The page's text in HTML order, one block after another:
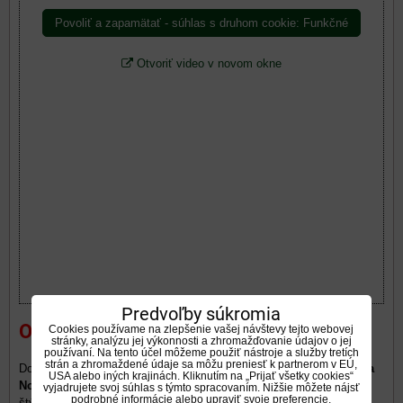
Povoliť a zapamätať - súhlas s druhom cookie: Funkčné
Otvoriť video v novom okne
Originál Talianský produkt...
Dokonalosť v Taliansku sa odráža vo všetkých radoch produktov
La
Nordica - Extraflame, kde sa ergonómia, starostlivá pozornosť k
Predvoľby súkromia
Cookies používame na zlepšenie vašej návštevy tejto webovej
stránky, analýzu jej výkonnosti a zhromažďovanie údajov o jej
používaní. Na tento účel môžeme použiť nástroje a služby tretích
strán a zhromaždené údaje sa môžu preniesť k partnerom v EÚ,
USA alebo iných krajinách. Kliknutím na „Prijať všetky cookies“
vyjadrujete svoj súhlas s týmto spracovaním. Nižšie môžete nájsť
podrobné informácie alebo upraviť svoje preferencie.